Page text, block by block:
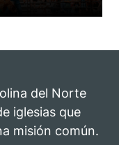
anual en
el del Norte
iglesias que
misión común.